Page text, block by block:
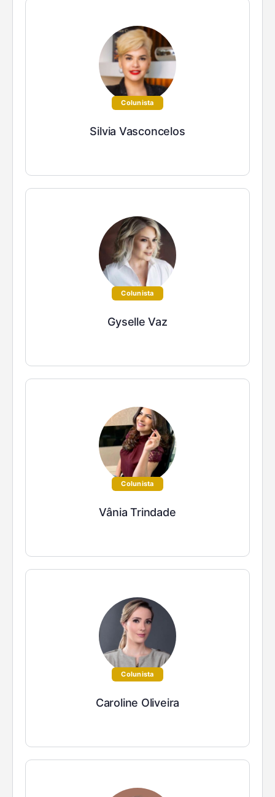
Colunista
Silvia Vasconcelos
Colunista
Gyselle Vaz
Colunista
Vânia Trindade
Colunista
Caroline Oliveira